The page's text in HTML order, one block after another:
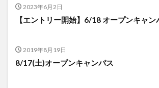
2023年6月2日
【エントリー開始】6/18 オープンキャン
2019年8月19日
8/17(土)オープンキャンパス